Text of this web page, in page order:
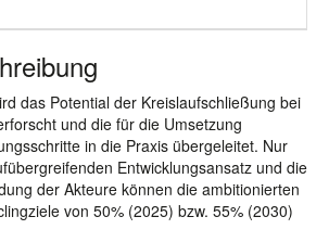
das Potential der Kreislaufschließung bei
und die für die Umsetzung
in die Praxis übergeleitet. Nur
Entwicklungsansatz und die
der Akteure können die ambitionierten
von 50% (2025) bzw. 55% (2030)